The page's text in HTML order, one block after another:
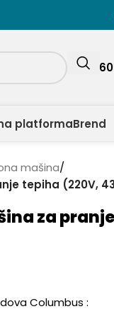
platformaBrend
mašina/
tepiha (220V,
za
Columbus :